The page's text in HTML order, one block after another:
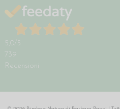
5,0 /5
739
Recensioni